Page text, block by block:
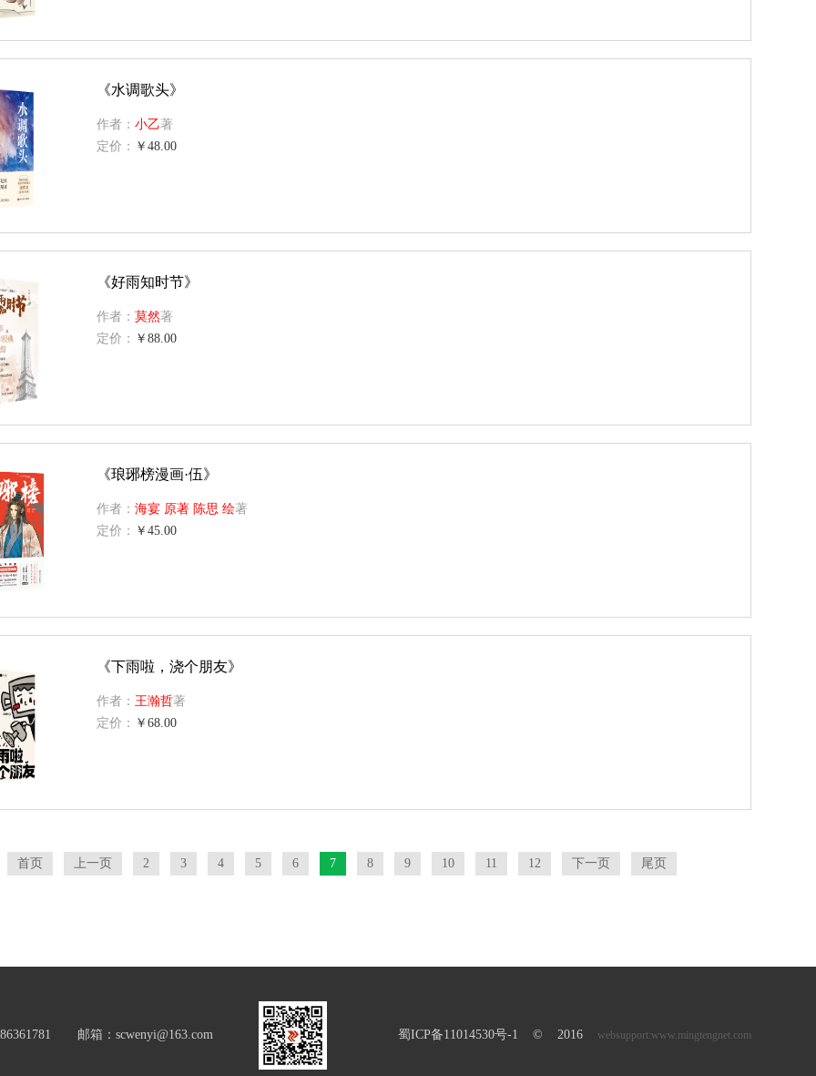
《水调歌头》
作者： 小乙著
定价： ￥48.00
《好雨知时节》
作者： 莫然著
定价： ￥88.00
《琅琊榜漫画·伍》
作者： 海宴 原著 陈思 绘著
定价： ￥45.00
《下雨啦，浇个朋友》
作者： 王瀚哲著
定价： ￥68.00
首页 上一页 2 3 4 5 6 7 8 9 10 11 12 下一页 尾页
邮箱：scwenyi@163.com 蜀ICP备11014530号-1 © 2016 websupport:www.mingtengnet.com